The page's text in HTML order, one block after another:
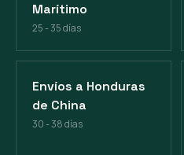
Marítimo
25 - 35 días
Envíos a Honduras
de China
30 - 38 días